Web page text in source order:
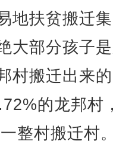
地扶贫搬迁
大部分孩子
村搬迁出来
的龙邦村
整村搬迁村